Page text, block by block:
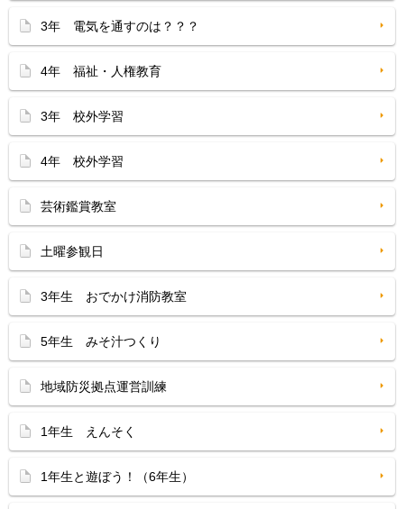
3年 電気を通すのは？？？
4年 福祉・人権教育
3年 校外学習
4年 校外学習
芸術鑑賞教室
土曜参観日
3年生 おでかけ消防教室
5年生 みそ汁つくり
地域防災拠点運営訓練
1年生 えんそく
1年生と遊ぼう！（6年生）